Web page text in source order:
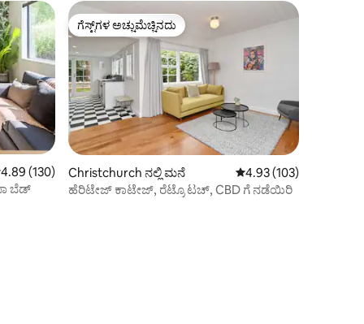
4.89 ಸರಾಸರಿ ರೇಟಿಂಗ್, 130 ವಿಮರ್ಶೆಗಳು
4.89 (130)
ಬೆಡ್
ಗೆಸ್ಟ್‌ಗಳ ಅಚ್ಚುಮೆಚ್ಚಿನದು
ಗೆಸ್ಟ್‌ಗಳ ಅಚ್ಚುಮೆಚ್ಚಿನದು
Christchurch ನಲ್ಲಿ ಮನೆ 5 ರಲ್ಲಿ 4.93 ಸರಾಸರಿ
4.93 (103)
ಹೆರಿಟೇಜ್ ಕಾಟೇಜ್, ರೆಟ್ರೊ ಟಚ್, CBD ಗೆ ನಡೆಯಿರಿ